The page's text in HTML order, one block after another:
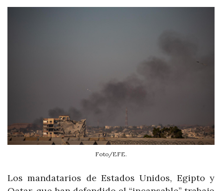
Foto/EFE.
Los mandatarios de Estados Unidos, Egipto y